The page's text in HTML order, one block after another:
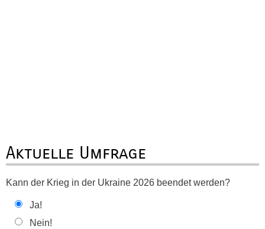
Aktuelle Umfrage
Kann der Krieg in der Ukraine 2026 beendet werden?
Ja!
Nein!